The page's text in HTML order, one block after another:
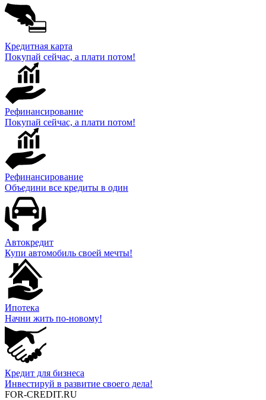
Кредитная карта
Покупай сейчас, а плати потом!
Рефинансирование
Покупай сейчас, а плати потом!
Рефинансирование
Объедини все кредиты в один
Автокредит
Купи автомобиль своей мечты!
Ипотека
Начни жить по-новому!
Кредит для бизнеса
Инвестируй в развитие своего дела!
FOR-CREDIT.RU